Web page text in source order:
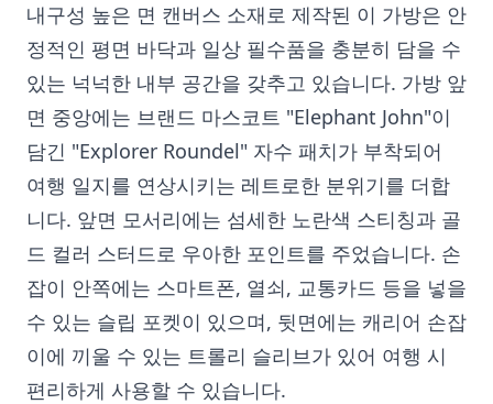
내구성 높은 면 캔버스 소재로 제작된 이 가방은 안
정적인 평면 바닥과 일상 필수품을 충분히 담을 수
있는 넉넉한 내부 공간을 갖추고 있습니다. 가방 앞
면 중앙에는 브랜드 마스코트 "Elephant John"이
담긴 "Explorer Roundel" 자수 패치가 부착되어
여행 일지를 연상시키는 레트로한 분위기를 더합
니다. 앞면 모서리에는 섬세한 노란색 스티칭과 골
드 컬러 스터드로 우아한 포인트를 주었습니다. 손
잡이 안쪽에는 스마트폰, 열쇠, 교통카드 등을 넣을
수 있는 슬립 포켓이 있으며, 뒷면에는 캐리어 손잡
이에 끼울 수 있는 트롤리 슬리브가 있어 여행 시
편리하게 사용할 수 있습니다.